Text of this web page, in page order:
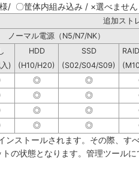
/ 〇筐体内組み込み / ×選べません
追
ノーマル電源（N5/N7/NK）
HDD SSD
)
(H10/H20) (S02/S04/S09)
◎ ◎
◎ ◎
◎ ◎
◎ ◎
ンストールされます。その際、す
の状態となります。管理ツール